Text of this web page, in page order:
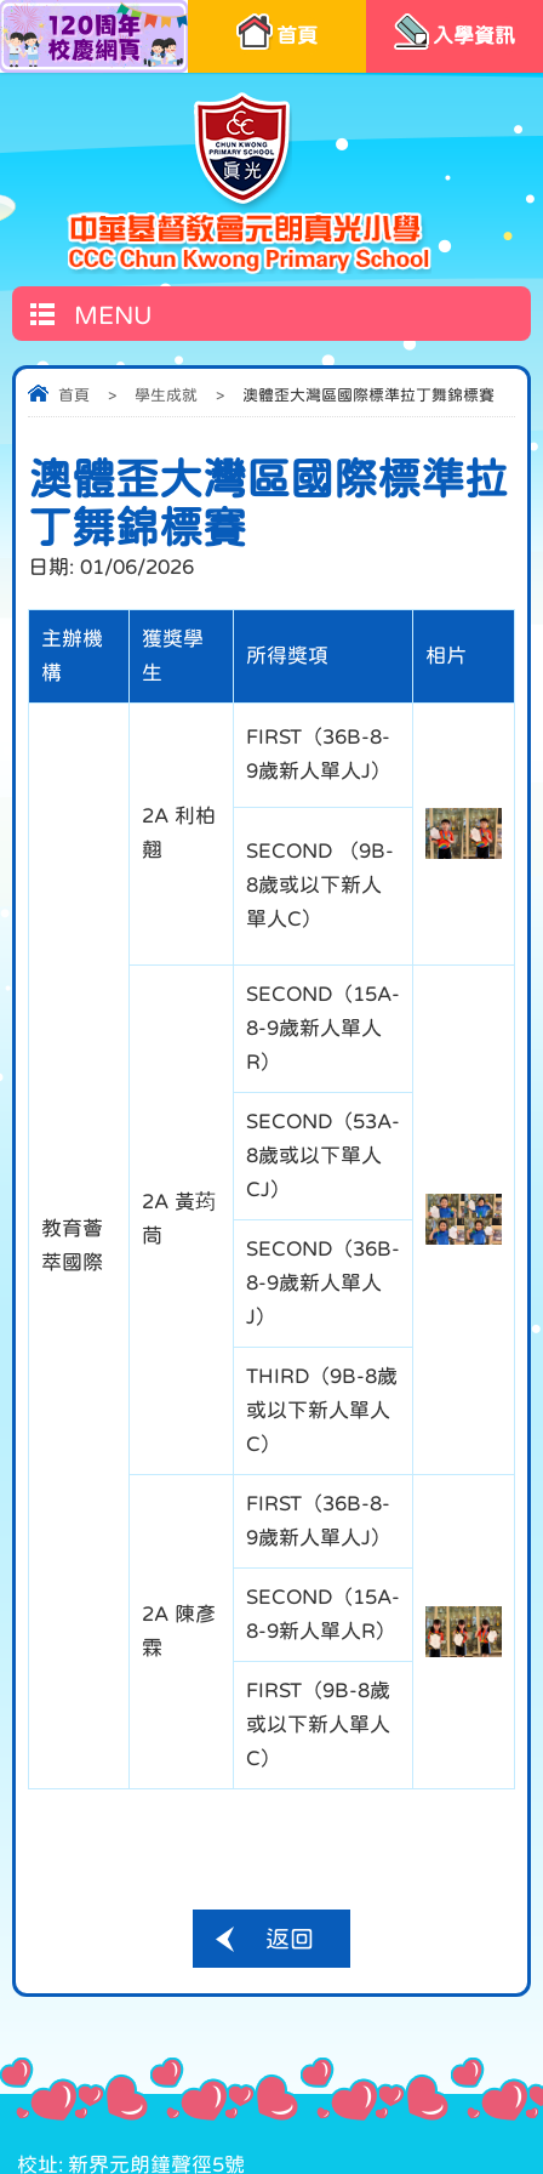
首頁 入學資訊
MENU
首頁 > 學生成就 > 澳體歪大灣區國際標準拉丁舞錦標賽
澳體歪大灣區國際標準拉
丁舞錦標賽
日期: 01/06/2026
主辦機
構
獲獎學
生
所得獎項 相片
教育薈
萃國際
2A 利柏
翹
FIRST（36B-8-
9歲新人單人J）
SECOND （9B-
8歲或以下新人
單人C）
2A 黃荺
茼
SECOND（15A-
8-9歲新人單人
R）
SECOND（53A-
8歲或以下單人
CJ）
SECOND（36B-
8-9歲新人單人
J）
THIRD（9B-8歲
或以下新人單人
C）
2A 陳彥
霖
FIRST（36B-8-
9歲新人單人J）
SECOND（15A-
8-9新人單人R）
FIRST（9B-8歲
或以下新人單人
C）
返回
校址: 新界元朗鐘聲徑5號